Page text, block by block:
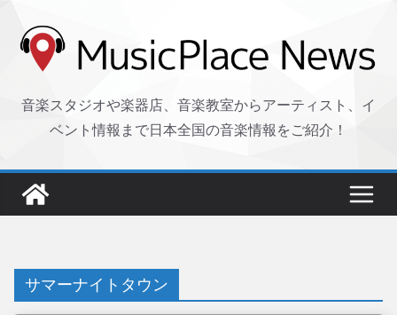
音楽スタジオや楽器店、音楽教室からアーティスト、イ
ベント情報まで日本全国の音楽情報をご紹介！
サマーナイトタウン